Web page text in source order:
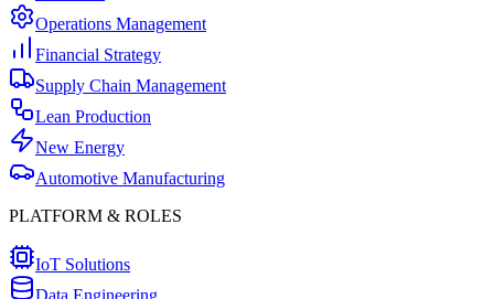
Operations Management
Financial Strategy
Supply Chain Management
Lean Production
New Energy
Automotive Manufacturing
PLATFORM & ROLES
IoT Solutions
Data Engineering